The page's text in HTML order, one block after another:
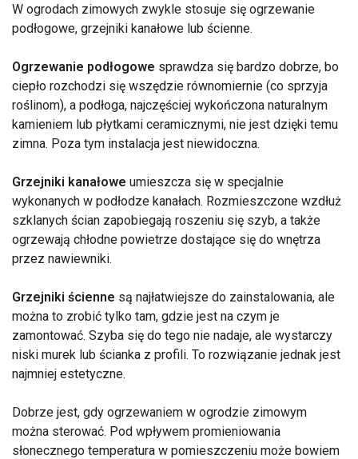
W ogrodach zimowych zwykle stosuje się ogrzewanie
podłogowe, grzejniki kanałowe lub ścienne.
Ogrzewanie podłogowe sprawdza się bardzo dobrze, bo
ciepło rozchodzi się wszędzie równomiernie (co sprzyja
roślinom), a podłoga, najczęściej wykończona naturalnym
kamieniem lub płytkami ceramicznymi, nie jest dzięki temu
zimna. Poza tym instalacja jest niewidoczna.
Grzejniki kanałowe umieszcza się w specjalnie
wykonanych w podłodze kanałach. Rozmieszczone wzdłuż
szklanych ścian zapobiegają roszeniu się szyb, a także
ogrzewają chłodne powietrze dostające się do wnętrza
przez nawiewniki.
Grzejniki ścienne są najłatwiejsze do zainstalowania, ale
można to zrobić tylko tam, gdzie jest na czym je
zamontować. Szyba się do tego nie nadaje, ale wystarczy
niski murek lub ścianka z profili. To rozwiązanie jednak jest
najmniej estetyczne.
Dobrze jest, gdy ogrzewaniem w ogrodzie zimowym
można sterować. Pod wpływem promieniowania
słonecznego temperatura w pomieszczeniu może bowiem